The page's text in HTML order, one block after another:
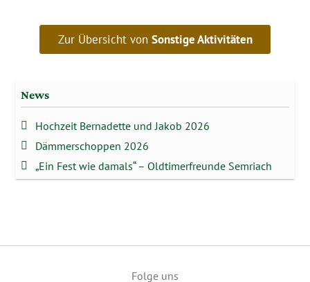
Zur Übersicht von Sonstige Aktivitäten
News
Hochzeit Bernadette und Jakob 2026
Dämmerschoppen 2026
„Ein Fest wie damals“ – Oldtimerfreunde Semriach
Folge uns